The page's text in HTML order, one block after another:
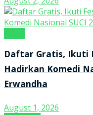
Daftar Gratis, Ikuti
Hadirkan Komedi
Erwandha
August 1, 2026